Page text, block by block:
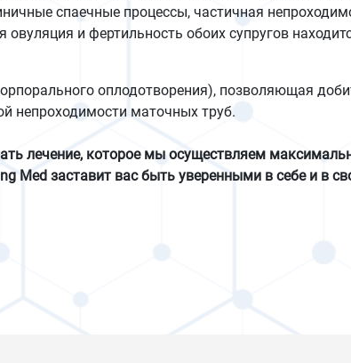
спаечные процессы, частичная
овуляция и фертильность обоих супругов
оплодотворения), позволяющая
непроходимости маточных труб.
лечение, которое мы осуществляем
Med заставит вас быть уверенными в себе и в